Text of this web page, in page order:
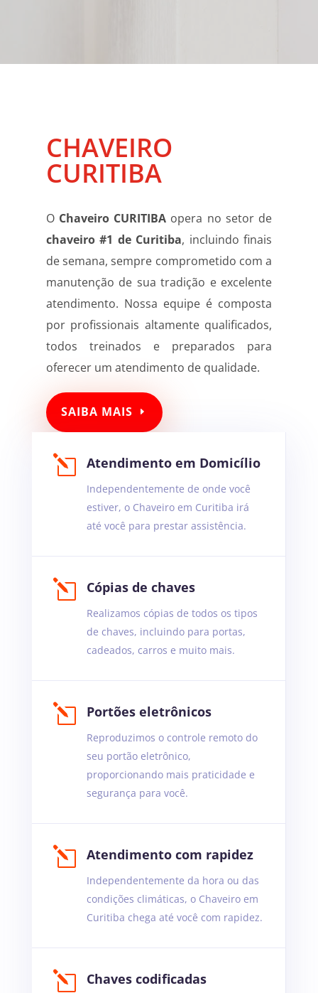
CHAVEIRO
CURITIBA
O Chaveiro CURITIBA opera no setor de
chaveiro #1 de Curitiba, incluindo finais
de semana, sempre comprometido com a
manutenção de sua tradição e excelente
atendimento. Nossa equipe é composta
por profissionais altamente qualificados,
todos treinados e preparados para
oferecer um atendimento de qualidade.
SAIBA MAIS
l Atendimento em Domicílio
Independentemente de onde você
estiver, o Chaveiro em Curitiba irá
até você para prestar assistência.
l Cópias de chaves
Realizamos cópias de todos os tipos
de chaves, incluindo para portas,
cadeados, carros e muito mais.
l Portões eletrônicos
Reproduzimos o controle remoto do
seu portão eletrônico,
proporcionando mais praticidade e
segurança para você.
l Atendimento com rapidez
Independentemente da hora ou das
condições climáticas, o Chaveiro em
Curitiba chega até você com rapidez.
l Chaves codificadas